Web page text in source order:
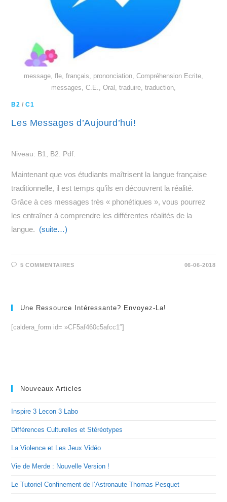
message, fle, français, prononciation, Compréhension Ecrite,
messages, C.E., Oral, traduire, traduction,
B2 /C1
Les Messages d’Aujourd’hui!
Niveau: B1, B2. Pdf.
Maintenant que vos étudiants maîtrisent la langue française
traditionnelle, il est temps qu’ils en découvrent la réalité.
Grâce à ces messages très « phonétiques », vous pourrez
les entraîner à comprendre les différentes réalités de la
langue. (suite…)
5 COMMENTAIRES 06-06-2018
Une Ressource Intéressante? Envoyez-La!
[caldera_form id= »CF5af460c5afcc1″]
Nouveaux Articles
Inspire 3 Lecon 3 Labo
Différences Culturelles et Stéréotypes
La Violence et Les Jeux Vidéo
Vie de Merde : Nouvelle Version !
Le Tutoriel Confinement de l’Astronaute Thomas Pesquet